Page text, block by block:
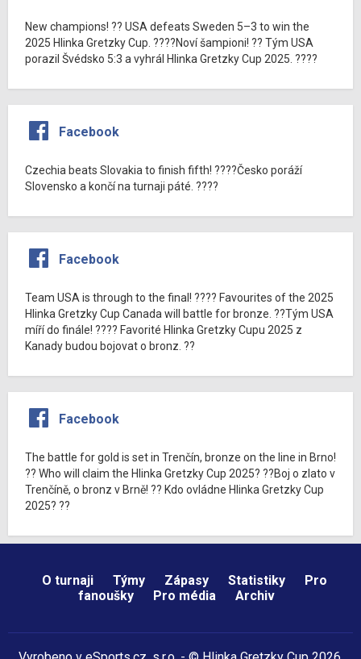
New champions! ?? USA defeats Sweden 5–3 to win the
2025 Hlinka Gretzky Cup. ????Noví šampioni! ?? Tým USA
porazil Švédsko 5:3 a vyhrál Hlinka Gretzky Cup 2025. ????
Facebook
Czechia beats Slovakia to finish fifth! ????Česko poráží
Slovensko a končí na turnaji páté. ????
Facebook
Team USA is through to the final! ???? Favourites of the 2025
Hlinka Gretzky Cup Canada will battle for bronze. ??Tým USA
míří do finále! ???? Favorité Hlinka Gretzky Cupu 2025 z
Kanady budou bojovat o bronz. ??
Facebook
The battle for gold is set in Trenčín, bronze on the line in Brno!
?? Who will claim the Hlinka Gretzky Cup 2025? ??Boj o zlato v
Trenčíně, o bronz v Brně! ?? Kdo ovládne Hlinka Gretzky Cup
2025? ??
O turnaji Týmy Zápasy Statistiky
Pro
fanoušky
Pro média Archiv